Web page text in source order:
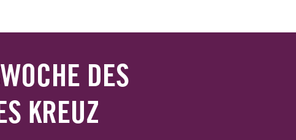
DES
KREUZ